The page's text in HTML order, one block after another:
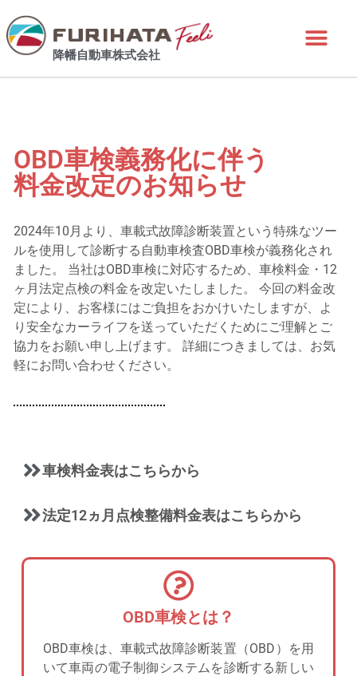
降幡自動車株式会社
OBD車検義務化に伴う
料金改定のお知らせ
2024年10月より、車載式故障診断装置という特殊なツー
ルを使用して診断する自動車検査OBD車検が義務化され
ました。 当社はOBD車検に対応するため、車検料金・12
ヶ月法定点検の料金を改定いたしました。 今回の料金改
定により、お客様にはご負担をおかけいたしますが、よ
り安全なカーライフを送っていただくためにご理解とご
協力をお願い申し上げます。 詳細につきましては、お気
軽にお問い合わせください。
車検料金表はこちらから
法定12ヵ月点検整備料金表はこちらから
OBD車検とは？
OBD車検は、車載式故障診断装置（OBD）を用
いて車両の電子制御システムを診断する新しい